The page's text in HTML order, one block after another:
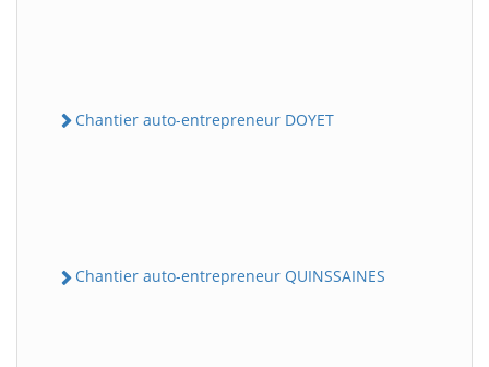
Chantier auto-entrepreneur DOYET
Chantier auto-entrepreneur QUINSSAINES